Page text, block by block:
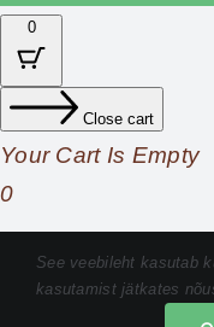
0
Close cart
Your Cart Is Empty
0
Check out our
See veebileht kasutab
kasutamist jätkates